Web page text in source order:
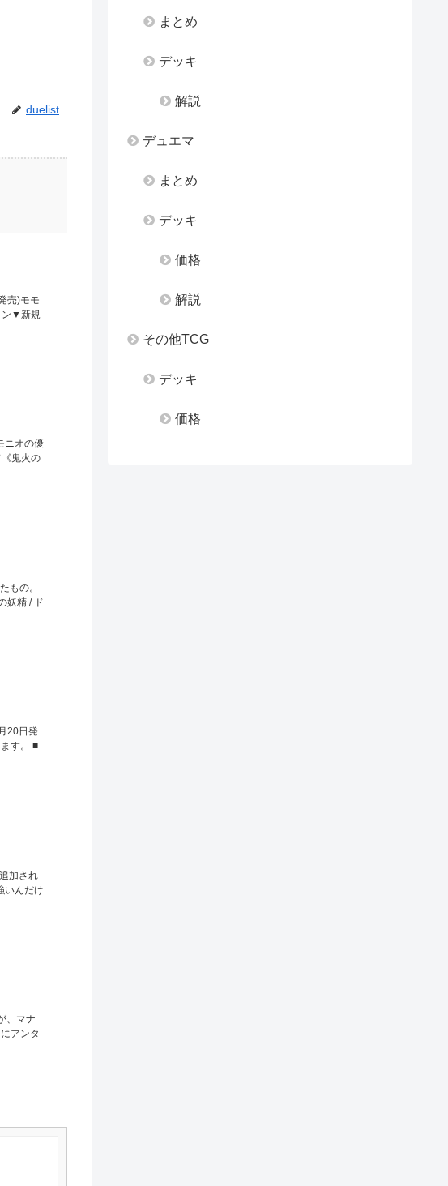
duelist
売)モモ
ン▼新規
ニオの優
鬼火の
もの。
妖精 / ド
20日発
す。 ■
加され
いんだけ
、マナ
アンタ
まとめ
デッキ
解説
デュエマ
まとめ
デッキ
価格
解説
その他TCG
デッキ
価格